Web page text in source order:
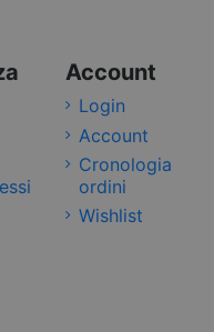
Account
Login
Account
Cronologia
ordini
Wishlist